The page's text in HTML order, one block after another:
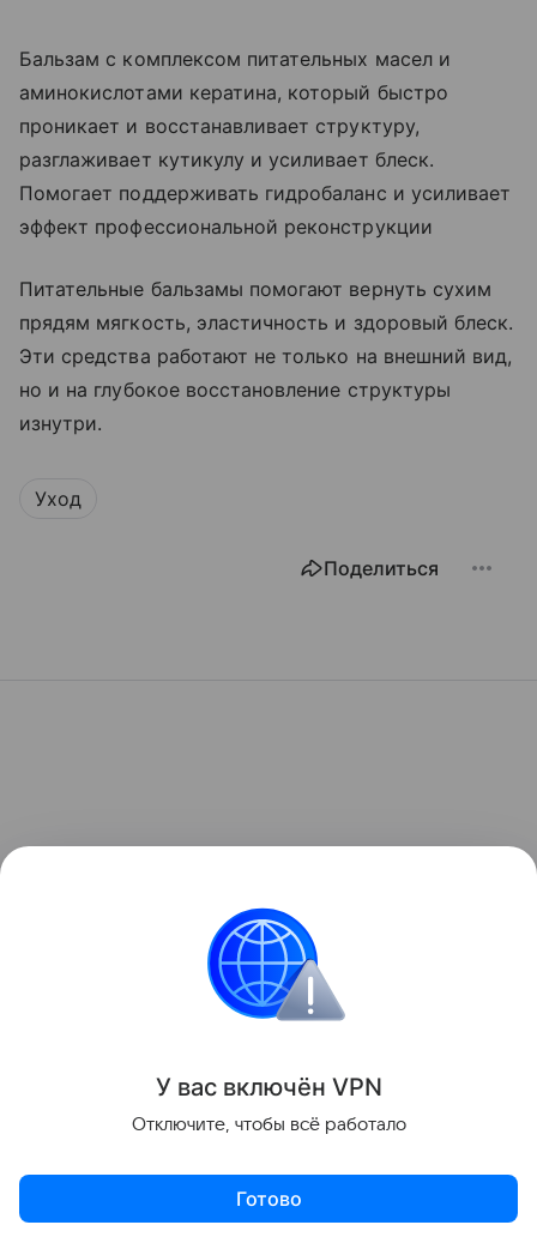
Бальзам с комплексом питательных масел и
аминокислотами кератина, который быстро
проникает и восстанавливает структуру,
разглаживает кутикулу и усиливает блеск.
Помогает поддерживать гидробаланс и усиливает
эффект профессиональной реконструкции
Питательные бальзамы помогают вернуть сухим
прядям мягкость, эластичность и здоровый блеск.
Эти средства работают не только на внешний вид,
но и на глубокое восстановление структуры
изнутри.
Уход
Поделиться
У вас включён VPN
Отключите, чтобы всё работало
Готово